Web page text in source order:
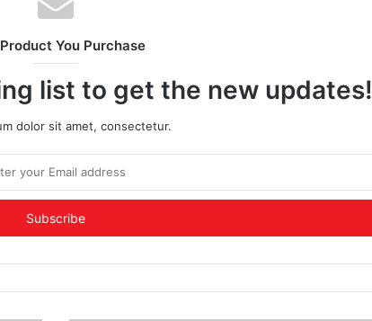
You Purchase
list to get the new updates!
dolor sit amet, consectetur.